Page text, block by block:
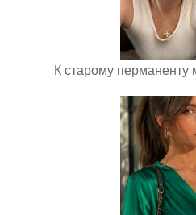
К старому перманенту